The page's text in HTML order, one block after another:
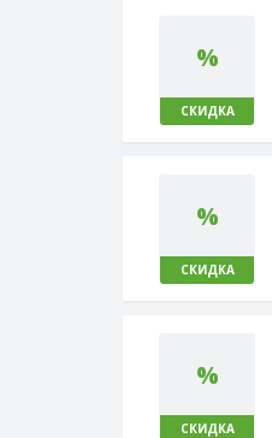
%
СКИДКА
%
СКИДКА
%
СКИДКА